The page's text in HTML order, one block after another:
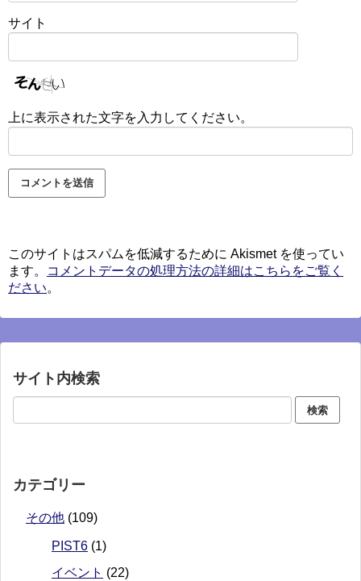
サイト
上に表示された文字を入力してください。
このサイトはスパムを低減するために Akismet を使ってい
ます。
コメントデータの処理方法の詳細はこちらをご覧く
ださい。
サイト内検索
カテゴリー
その他 (109)
PIST6 (1)
イベント (22)